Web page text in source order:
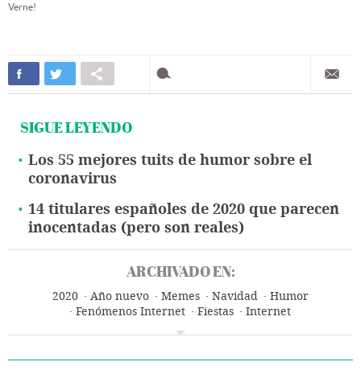
Verne!
SIGUE LEYENDO
Los 55 mejores tuits de humor sobre el
coronavirus
14 titulares españoles de 2020 que parecen
inocentadas (pero son reales)
ARCHIVADO EN:
2020 Año nuevo Memes Navidad
Humor
Fenómenos Internet
Fiestas
Internet